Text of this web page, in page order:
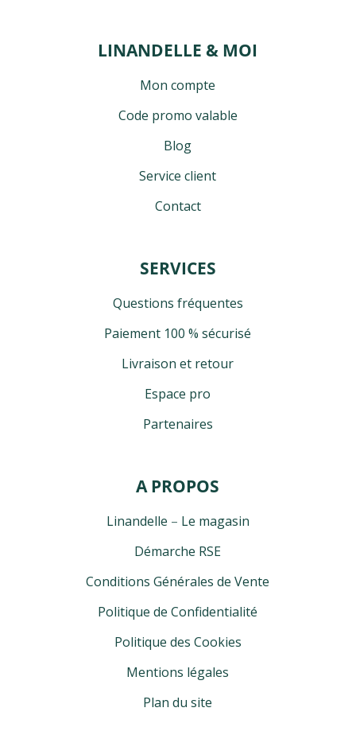
LINANDELLE & MOI
Mon compte
Code promo valable
Blog
Service client
Contact
SERVICES
Questions fréquentes
Paiement 100 % sécurisé
Livraison et retour
Espace pro
Partenaires
A PROPOS
Linandelle – Le magasin
Démarche RSE
Conditions Générales de Vente
Politique de Confidentialité
Politique des Cookies
Mentions légales
Plan du site